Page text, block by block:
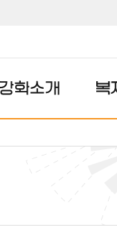
강화소개 복